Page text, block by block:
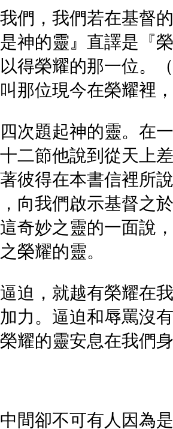
們，我們若在基督
神的靈』直譯是『
得榮耀的那一位。
那位現今在榮耀裡
次題起神的靈。在
二節他說到從天上
彼得在本書信裡所
向我們啟示基督之
這奇妙之靈的一面說
榮耀的靈。
迫，就越有榮耀在
力。逼迫和辱罵沒
耀的靈安息在我們身
間卻不可有人因為